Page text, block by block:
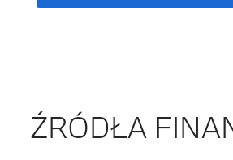
ŹRÓDŁA